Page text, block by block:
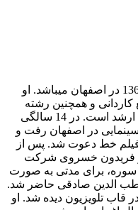
حامد کمیلی بازیگر، متولد 14 تیر ماه 1361 در اصفهان میباشد. او
کاردانی و همچنین رشته
مدیریت بازرگانی در مقطع کارشناسی ارشد است. در 14 سالگی
در اصفهان رفت و
خط دعوت شد. پس از
فریدون خسروی شرکت
سوره، برای مدتی به صورت
الدین صادقی حاضر شد.
در قاب تلویزیون دیده شد. او